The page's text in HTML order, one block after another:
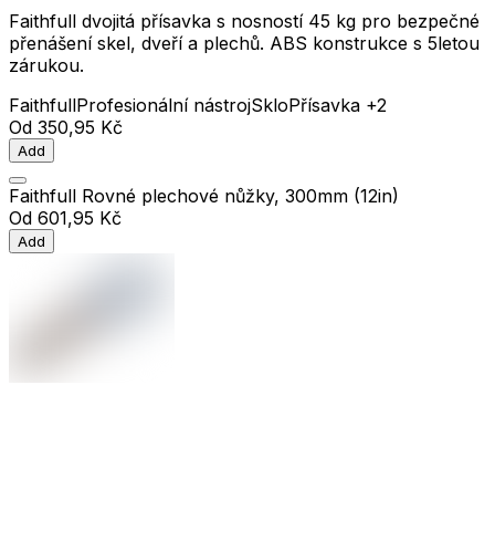
Faithfull dvojitá přísavka s nosností 45 kg pro bezpečné
přenášení skel, dveří a plechů. ABS konstrukce s 5letou
zárukou.
FaithfullProfesionální nástrojSkloPřísavka +2
Od 350,95 Kč
Add
Faithfull Rovné plechové nůžky, 300mm (12in)
Od 601,95 Kč
Add